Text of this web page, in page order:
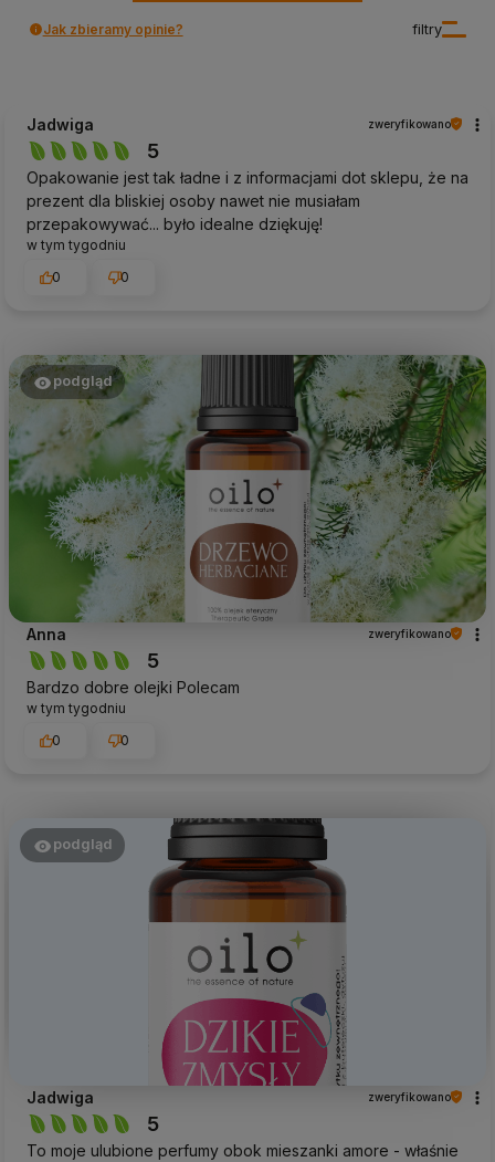
filtry
Jak zbieramy opinie?
Jadwiga zweryfikowano
5
Opakowanie jest tak ładne i z informacjami dot sklepu, że na
prezent dla bliskiej osoby nawet nie musiałam
przepakowywać... było idealne dziękuję!
w tym tygodniu
0
0
podgląd
Anna zweryfikowano
5
Bardzo dobre olejki Polecam
w tym tygodniu
0
0
podgląd
Jadwiga zweryfikowano
5
To moje ulubione perfumy obok mieszanki amore - właśnie